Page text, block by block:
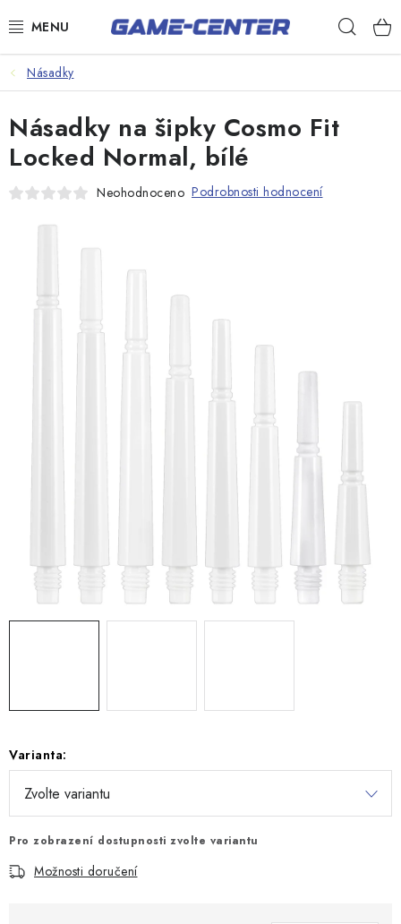
na
Šipky
Poker
Stolní fotbal
Dárkové poukazy
Dárkové poukazy
Násadky
Varianta:
Pro zobrazení dostupnosti zvolte variantu
Možnosti doručení
Násadky na šipky Cosmo Fit
Locked Normal, bílé
Neohodnoceno Podrobnosti hodnocení